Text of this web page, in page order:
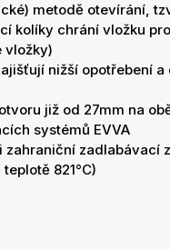
metodě otevírání,
kolíky chrání vložku
vložky)
nižší opotřebení
již od 27mm na
systémů EVVA
zahraniční zadlabávací
821°C)